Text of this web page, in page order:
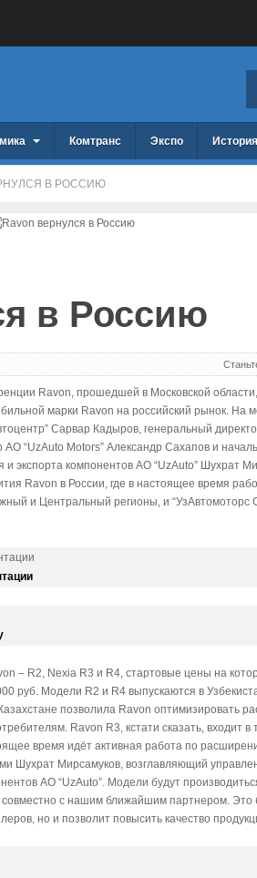
Комтранс Экспо История
В РОССИЮ
в Россию
Ravon, прошедшей в Московской
марки Ravon на российский рынок. На
Сарвар Кадыров, генеральный
“UzAuto Motors” Александр Сахапов и
экспорта компонентов АО “UzAuto” Шухрат
Ravon в России, где в настоящее время
и Центральный регионы, и “УзАвтомоторс
– R2, Nexia R3 и R4, стартовые цены на
руб. Модели R2 и R4 выпускаются в
позволила Ravon оптимизировать
Ravon R3, кстати сказать, входит в
время идёт активная работа по
Шухрат Мирсамуков, возглавляющий
АО “UzAuto”. Модели будут
с нашим ближайшим партнером. Это
но и позволит повысить качество